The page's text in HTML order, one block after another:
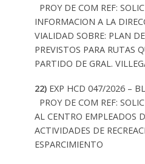
PROY DE COM REF:
INFORMACION A LA
VIALIDAD SOBRE: PLAN
PREVISTOS PARA RUTAS
PARTIDO DE GRAL.
22) EXP HCD 047/2026 –
PROY DE COM REF:
AL CENTRO EMPLEADOS
ACTIVIDADES DE
ESPARCIMIENTO